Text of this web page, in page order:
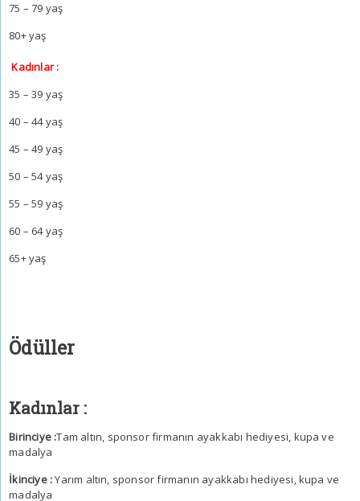
75 – 79 yaş
80+ yaş
Kadınlar :
35 – 39 yaş
40 – 44 yaş
45 – 49 yaş
50 – 54 yaş
55 – 59 yaş
60 – 64 yaş
65+ yaş
Ödüller
Kadınlar :
Birinciye :Tam altın, sponsor firmanın ayakkabı hediyesi, kupa ve
madalya
İkinciye :Yarım altın, sponsor firmanın ayakkabı hediyesi, kupa ve
madalya